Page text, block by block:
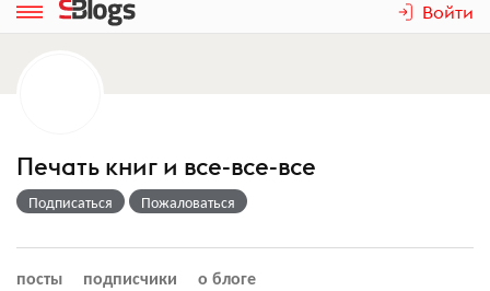
Войти
Печать книг и все-все-все
Подписаться Пожаловаться
посты подписчики о блоге